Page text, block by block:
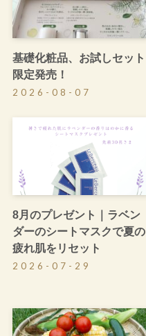
基礎化粧品、お試しセット
限定発売！
2026-08-07
8月のプレゼント｜ラベン
ダーのシートマスクで夏の
疲れ肌をリセット
2026-07-29